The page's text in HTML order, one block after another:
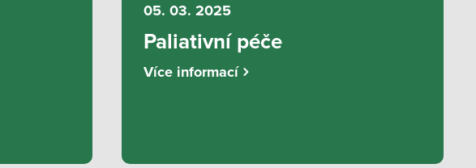
05. 03. 2025
Paliativní péče
Více informací